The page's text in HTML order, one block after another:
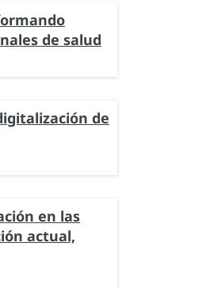
de salud
de
en las
actual,